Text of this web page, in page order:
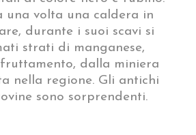
una volta una caldera in
durante i suoi scavi si
strati di manganese,
dalla miniera
nella regione. Gli antichi
sono sorprendenti.